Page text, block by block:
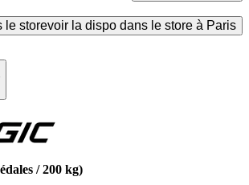
le storevoir la dispo dans le store à Paris
/ 200 kg)